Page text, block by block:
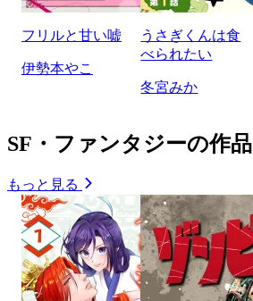
フリルと甘い嘘
伊勢本やこ
うさぎくんは食
べられたい
冬宮みか
SF・ファンタジーの作品
もっと見る